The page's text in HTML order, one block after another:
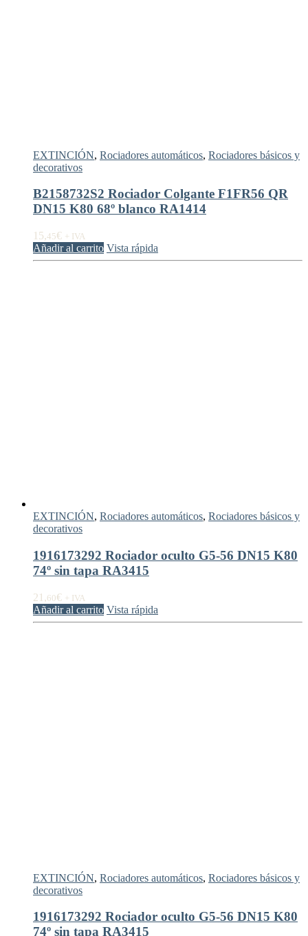
EXTINCIÓN, Rociadores automáticos, Rociadores básicos y
decorativos
B2158732S2 Rociador Colgante F1FR56 QR
DN15 K80 68º blanco RA1414
15,45€ + IVA
Añadir al carrito Vista rápida
EXTINCIÓN, Rociadores automáticos, Rociadores básicos y
decorativos
1916173292 Rociador oculto G5-56 DN15 K80
74º sin tapa RA3415
21,60€ + IVA
Añadir al carrito Vista rápida
EXTINCIÓN, Rociadores automáticos, Rociadores básicos y
decorativos
1916173292 Rociador oculto G5-56 DN15 K80
74º sin tapa RA3415